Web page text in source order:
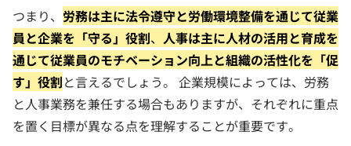
つまり、 労務は主に法令遵守と労働環境整備を通じて従業
員と企業を「守る」役割、 人事は主に人材の活用と育成を
通じて従業員のモチベーション向上と組織の活性化を「促
す」役割と言えるでしょう。 企業規模によっては、労務
と人事業務を兼任する場合もありますが、それぞれに重点
を置く目標が異なる点を理解することが重要です。